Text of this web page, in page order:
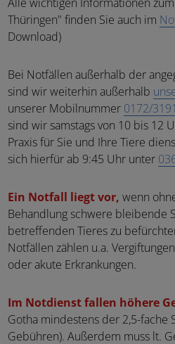
Alle wichtigen Informationen
Thüringen" finden Sie auch im
Download)
Bei Notfällen außerhalb der
sind wir weiterhin außerhalb
unserer Mobilnummer 0172/
sind wir samstags von 10 bis 12
Praxis für Sie und Ihre Tiere
sich hierfür ab 9:45 Uhr unter
Ein Notfall liegt vor, wenn
Behandlung schwere bleibende
betreffenden Tieres zu
Notfällen zählen u.a.
oder akute Erkrankungen.
Im Notdienst fallen höhere
Gotha mindestens der 2,5-fache
Gebühren). Außerdem muss lt.